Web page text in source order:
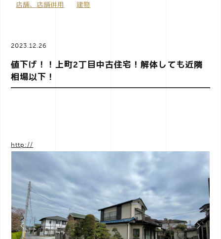
i
t
i
店舗、店舗併用 建物
2023.12.26
値下げ！！上町2丁目中古住宅！解体しても近隣
相場以下！
http://